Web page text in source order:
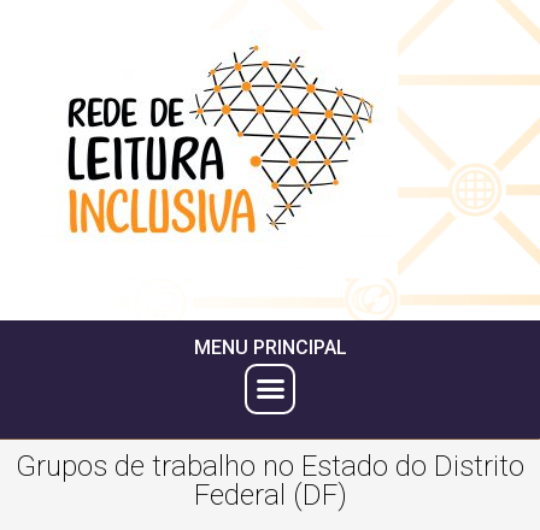
MENU PRINCIPAL
Grupos de trabalho no Estado do Distrito
Federal (DF)